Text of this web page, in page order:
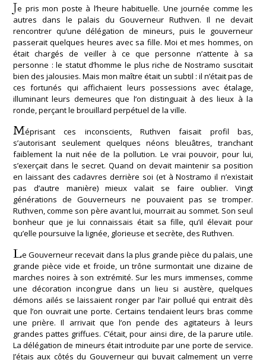
Je pris mon poste à l’heure habituelle. Une journée comme les
autres dans le palais du Gouverneur Ruthven. Il ne devait
rencontrer qu’une délégation de mineurs, puis le gouverneur
passerait quelques heures avec sa fille. Moi et mes hommes, on
était chargés de veiller à ce que personne n’attente à sa
personne : le statut d’homme le plus riche de Nostramo suscitait
bien des jalousies. Mais mon maître était un subtil : il n’était pas de
ces fortunés qui affichaient leurs possessions avec étalage,
illuminant leurs demeures que l’on distinguait à des lieux à la
ronde, perçant le brouillard perpétuel de la ville.
Méprisant ces inconscients, Ruthven faisait profil bas,
s’autorisant seulement quelques néons bleuâtres, tranchant
faiblement la nuit née de la pollution. Le vrai pouvoir, pour lui,
s’exerçait dans le secret. Quand on devait maintenir sa position
en laissant des cadavres derrière soi (et à Nostramo il n’existait
pas d’autre manière) mieux valait se faire oublier. Vingt
générations de Gouverneurs ne pouvaient pas se tromper.
Ruthven, comme son père avant lui, mourrait au sommet. Son seul
bonheur que je lui connaissais était sa fille, qu’il élevait pour
qu’elle poursuive la lignée, glorieuse et secrète, des Ruthven.
Le Gouverneur recevait dans la plus grande pièce du palais, une
grande pièce vide et froide, un trône surmontait une dizaine de
marches noires à son extrémité. Sur les murs immenses, comme
une décoration incongrue dans un lieu si austère, quelques
démons ailés se laissaient ronger par l’air pollué qui entrait dès
que l’on ouvrait une porte. Certains tendaient leurs bras comme
une prière. Il arrivait que l’on pende des agitateurs à leurs
grandes pattes griffues. C’était, pour ainsi dire, de la parure utile.
La délégation de mineurs était introduite par une porte de service.
J’étais aux côtés du Gouverneur qui buvait calmement un verre